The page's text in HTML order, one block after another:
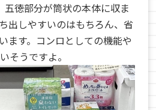
五徳部分が筒状の本体に収ま
出しやすいのはもちろん、省
ます。コンロとしての機能や
そうですよ。